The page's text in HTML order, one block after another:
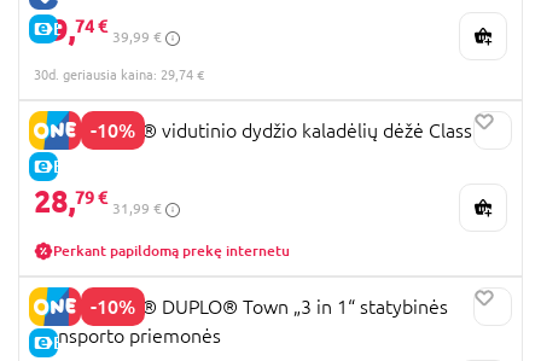
E-KAINA
29,74 €
39,99 €
30d. geriausia kaina: 29,74 €
-10%
E-KAINA
10696 LEGO® vidutinio dydžio kaladėlių dėžė Classic
28,79 €
31,99 €
Perkant papildomą prekę internetu
-10%
E-KAINA
10475 LEGO® DUPLO® Town „3 in 1“ statybinės
transporto priemonės